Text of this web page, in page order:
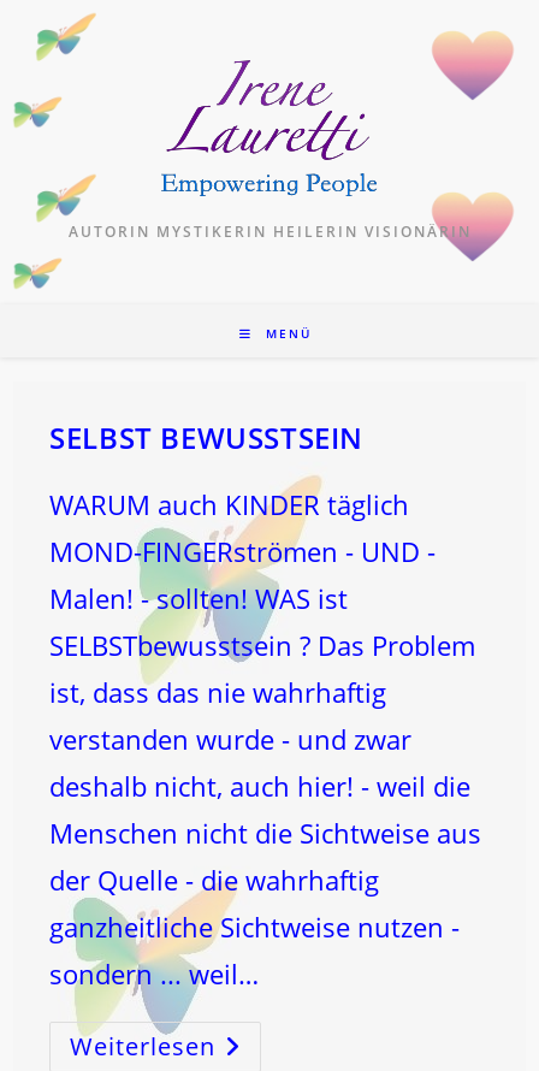
Inhalt
AUTORIN MYSTIKERIN HEILERIN VISIONÄRIN
MENÜ
SELBST BEWUSSTSEIN
WARUM auch KINDER täglich
MOND-FINGERströmen - UND -
Malen! - sollten! WAS ist
SELBSTbewusstsein ? Das Problem
ist, dass das nie wahrhaftig
verstanden wurde - und zwar
deshalb nicht, auch hier! - weil die
Menschen nicht die Sichtweise aus
der Quelle - die wahrhaftig
ganzheitliche Sichtweise nutzen -
sondern ... weil…
Weiterlesen SELBST
BEWUSSTSEIN